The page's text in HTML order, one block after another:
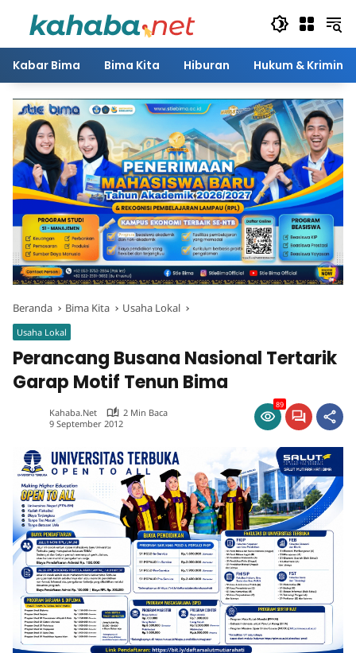
Kabar Bima Bima Kita Hiburan Hukum & Kriminal
Beranda Bima Kita Usaha Lokal
Usaha Lokal
Perancang Busana Nasional Tertarik
Garap Motif Tenun Bima
Kahaba.net
2 Min Baca
9 September 2012
89